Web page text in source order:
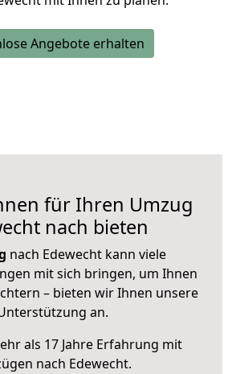
Angebote erhalten
für Ihren Umzug
nach bieten
nach Edewecht kann viele
mit sich bringen, um Ihnen
– bieten wir Ihnen unsere
an.
als 17 Jahre Erfahrung mit
nach Edewecht.